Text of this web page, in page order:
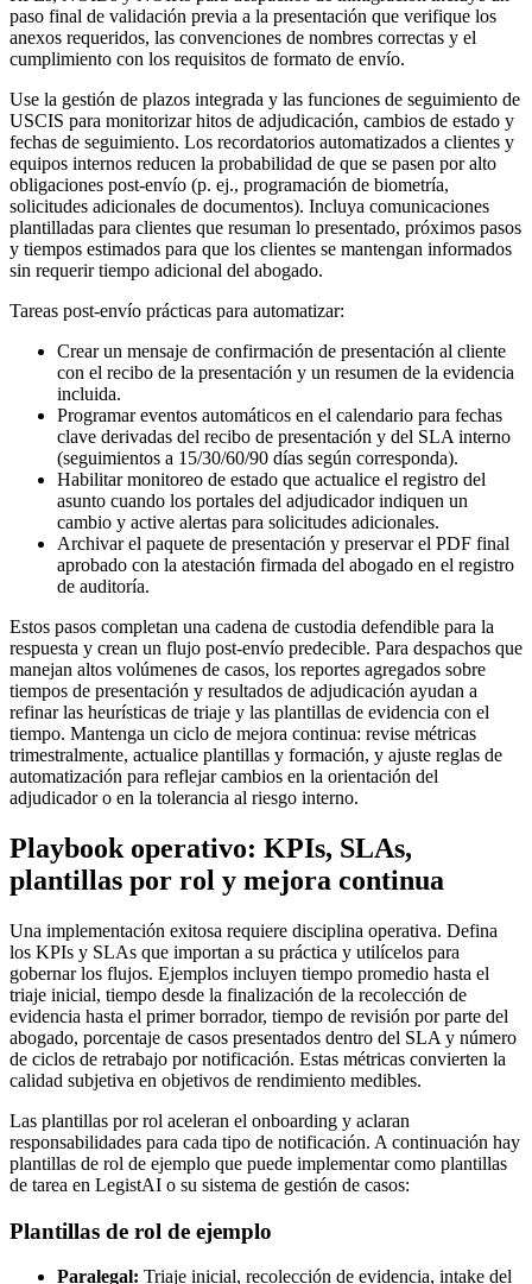
paso final de validación previa a la presentación que verifique los
anexos requeridos, las convenciones de nombres correctas y el
cumplimiento con los requisitos de formato de envío.
Use la gestión de plazos integrada y las funciones de seguimiento de
USCIS para monitorizar hitos de adjudicación, cambios de estado y
fechas de seguimiento. Los recordatorios automatizados a clientes y
equipos internos reducen la probabilidad de que se pasen por alto
obligaciones post-envío (p. ej., programación de biometría,
solicitudes adicionales de documentos). Incluya comunicaciones
plantilladas para clientes que resuman lo presentado, próximos pasos
y tiempos estimados para que los clientes se mantengan informados
sin requerir tiempo adicional del abogado.
Tareas post-envío prácticas para automatizar:
Crear un mensaje de confirmación de presentación al cliente
con el recibo de la presentación y un resumen de la evidencia
incluida.
Programar eventos automáticos en el calendario para fechas
clave derivadas del recibo de presentación y del SLA interno
(seguimientos a 15/30/60/90 días según corresponda).
Habilitar monitoreo de estado que actualice el registro del
asunto cuando los portales del adjudicador indiquen un
cambio y active alertas para solicitudes adicionales.
Archivar el paquete de presentación y preservar el PDF final
aprobado con la atestación firmada del abogado en el registro
de auditoría.
Estos pasos completan una cadena de custodia defendible para la
respuesta y crean un flujo post-envío predecible. Para despachos que
manejan altos volúmenes de casos, los reportes agregados sobre
tiempos de presentación y resultados de adjudicación ayudan a
refinar las heurísticas de triaje y las plantillas de evidencia con el
tiempo. Mantenga un ciclo de mejora continua: revise métricas
trimestralmente, actualice plantillas y formación, y ajuste reglas de
automatización para reflejar cambios en la orientación del
adjudicador o en la tolerancia al riesgo interno.
Playbook operativo: KPIs, SLAs,
plantillas por rol y mejora continua
Una implementación exitosa requiere disciplina operativa. Defina
los KPIs y SLAs que importan a su práctica y utilícelos para
gobernar los flujos. Ejemplos incluyen tiempo promedio hasta el
triaje inicial, tiempo desde la finalización de la recolección de
evidencia hasta el primer borrador, tiempo de revisión por parte del
abogado, porcentaje de casos presentados dentro del SLA y número
de ciclos de retrabajo por notificación. Estas métricas convierten la
calidad subjetiva en objetivos de rendimiento medibles.
Las plantillas por rol aceleran el onboarding y aclaran
responsabilidades para cada tipo de notificación. A continuación hay
plantillas de rol de ejemplo que puede implementar como plantillas
de tarea en LegistAI o su sistema de gestión de casos:
Plantillas de rol de ejemplo
Paralegal: Triaje inicial, recolección de evidencia, intake del